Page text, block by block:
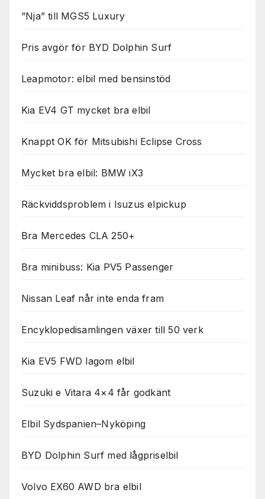
”Nja” till MGS5 Luxury
Pris avgör för BYD Dolphin Surf
Leapmotor: elbil med bensinstöd
Kia EV4 GT mycket bra elbil
Knappt OK för Mitsubishi Eclipse Cross
Mycket bra elbil: BMW iX3
Räckviddsproblem i Isuzus elpickup
Bra Mercedes CLA 250+
Bra minibuss: Kia PV5 Passenger
Nissan Leaf når inte enda fram
Encyklopedisamlingen växer till 50 verk
Kia EV5 FWD lagom elbil
Suzuki e Vitara 4×4 får godkänt
Elbil Sydspanien–Nyköping
BYD Dolphin Surf med lågpriselbil
Volvo EX60 AWD bra elbil